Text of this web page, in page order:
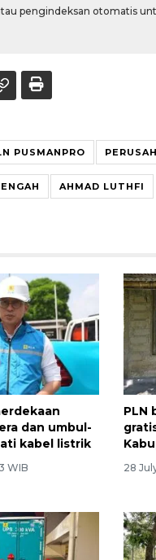
pengindeksan otomatis
PUSMANPRO
AHMAD LUTHFI
dan umbul-
kabel listrik
WIB
PLN
28